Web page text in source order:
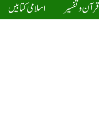
قرآن و تفسیر اسلامی کتابیں